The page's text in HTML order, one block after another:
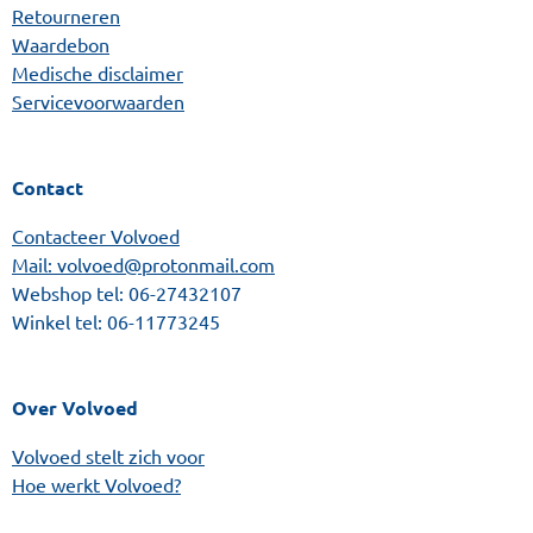
Retourneren
Waardebon
Medische disclaimer
Servicevoorwaarden
Contact
Contacteer Volvoed
Mail: volvoed@protonmail.com
Webshop tel: 06-27432107
Winkel tel: 06-11773245
Over Volvoed
Volvoed stelt zich voor
Hoe werkt Volvoed?